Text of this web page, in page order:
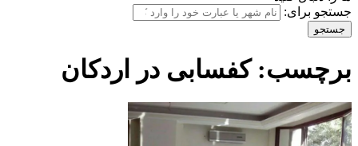
جستجو برای:
برچسب:کفسابی در اردکان